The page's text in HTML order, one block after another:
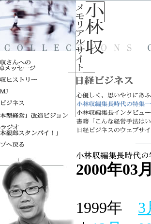
2000年03
1999年 3